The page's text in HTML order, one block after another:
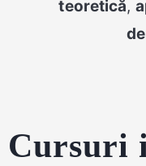
teoretică,
Cursuri